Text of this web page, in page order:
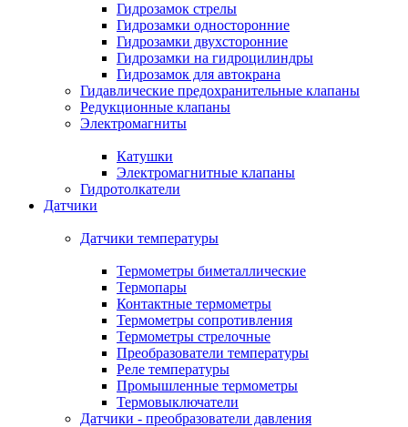
Гидрозамок стрелы
Гидрозамки односторонние
Гидрозамки двухсторонние
Гидрозамки на гидроцилиндры
Гидрозамок для автокрана
Гидавлические предохранительные клапаны
Редукционные клапаны
Электромагниты
Катушки
Электромагнитные клапаны
Гидротолкатели
Датчики
Датчики температуры
Термометры биметаллические
Термопары
Контактные термометры
Термометры сопротивления
Термометры стрелочные
Преобразователи температуры
Реле температуры
Промышленные термометры
Термовыключатели
Датчики - преобразователи давления